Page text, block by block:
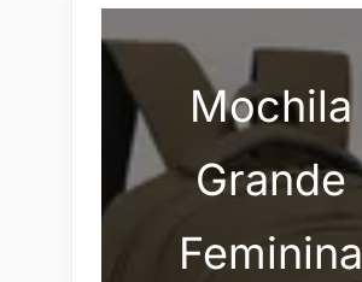
Mochila
Grande
Feminina